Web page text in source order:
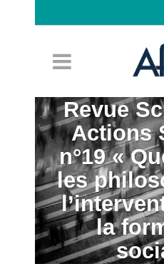
Revue
Actions
n°19 «
les
la